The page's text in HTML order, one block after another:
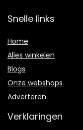
Snelle links
Home
Alles winkelen
Blogs
Onze webshops
Adverteren
Verklaringen